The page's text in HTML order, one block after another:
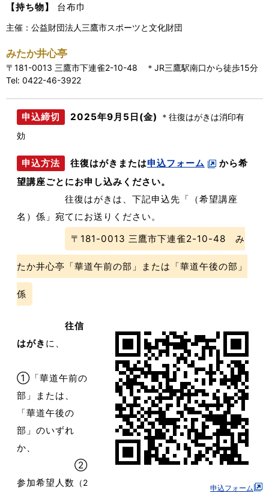
【持ち物】
台布巾
主催：公益財団法人三鷹市スポーツと文化財団
みたか井心亭
〒181-0013 三鷹市下連雀2-10-48 ＊JR三鷹駅南口から徒歩15分
Tel: 0422-46-3922
申込締切 2025年9月5日(金)
＊往復はがきは消印有
効
申込方法 往復はがきまたは申込フォーム
から希
望講座ごとにお申し込みください。
往復はがきは、下記申込先「（希望講座
名）係」宛てにお送りください。
〒181-0013 三鷹市下連雀2-10-48 み
たか井心亭「華道午前の部」または「華道午後の部」
係
申込フォーム
往信
はがき に、
①「華道午前の
部」または、
「華道午後の
部」のいずれ
か、
②
参加希望人数
（2